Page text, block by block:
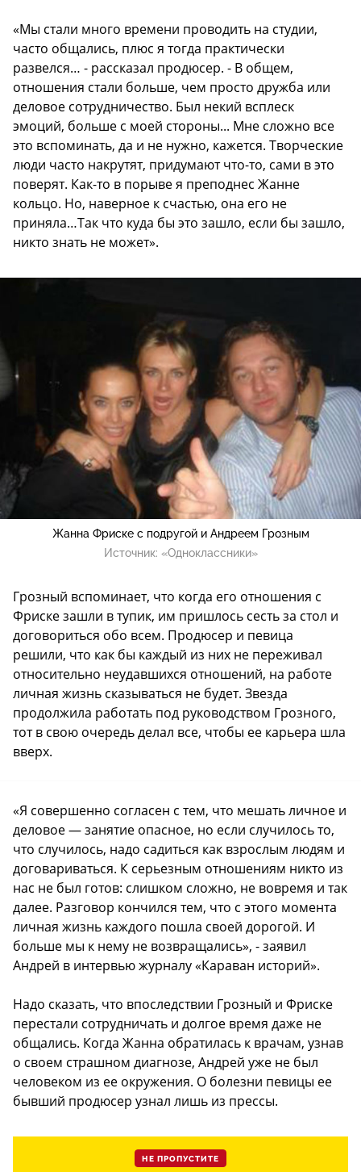
«Мы стали много времени проводить на студии,
часто общались, плюс я тогда практически
развелся… - рассказал продюсер. - В общем,
отношения стали больше, чем просто дружба или
деловое сотрудничество. Был некий всплеск
эмоций, больше с моей стороны... Мне сложно все
это вспоминать, да и не нужно, кажется. Творческие
люди часто накрутят, придумают что-то, сами в это
поверят. Как-то в порыве я преподнес Жанне
кольцо. Но, наверное к счастью, она его не
приняла…Так что куда бы это зашло, если бы зашло,
никто знать не может».
Жанна Фриске с подругой и Андреем Грозным
Источник: «Одноклассники»
Грозный вспоминает, что когда его отношения с
Фриске зашли в тупик, им пришлось сесть за стол и
договориться обо всем. Продюсер и певица
решили, что как бы каждый из них не переживал
относительно неудавшихся отношений, на работе
личная жизнь сказываться не будет. Звезда
продолжила работать под руководством Грозного,
тот в свою очередь делал все, чтобы ее карьера шла
вверх.
«Я совершенно согласен с тем, что мешать личное и
деловое — занятие опасное, но если случилось то,
что случилось, надо садиться как взрослым людям и
договариваться. К серьезным отношениям никто из
нас не был готов: слишком сложно, не вовремя и так
далее. Разговор кончился тем, что с этого момента
личная жизнь каждого пошла своей дорогой. И
больше мы к нему не возвращались», - заявил
Андрей в интервью журналу «Караван историй».
Надо сказать, что впоследствии Грозный и Фриске
перестали сотрудничать и долгое время даже не
общались. Когда Жанна обратилась к врачам, узнав
о своем страшном диагнозе, Андрей уже не был
человеком из ее окружения. О болезни певицы ее
бывший продюсер узнал лишь из прессы.
НЕ ПРОПУСТИТЕ